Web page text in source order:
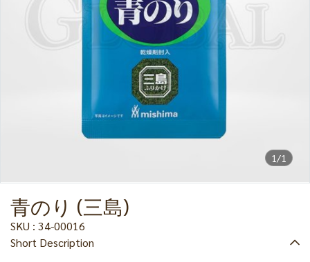
1/1
青のり (三島)
SKU : 34-00016
Short Description